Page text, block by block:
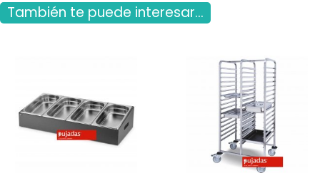
También te puede interesar...